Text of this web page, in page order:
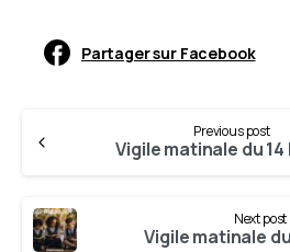
Partager sur Facebook
Previous post
Vigile matinale du
Next post
Vigile matinale